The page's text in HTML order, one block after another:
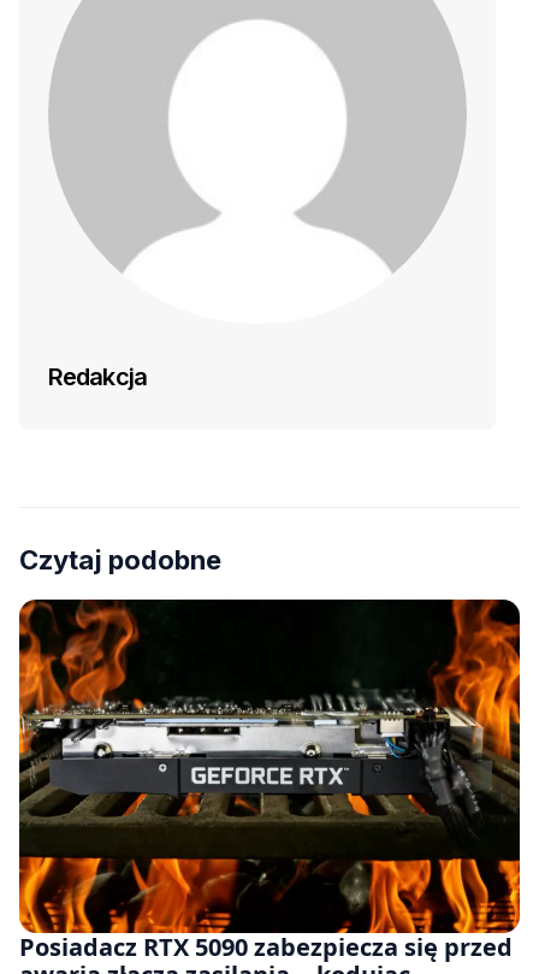
Redakcja
Czytaj podobne
Posiadacz RTX 5090 zabezpiecza się przed